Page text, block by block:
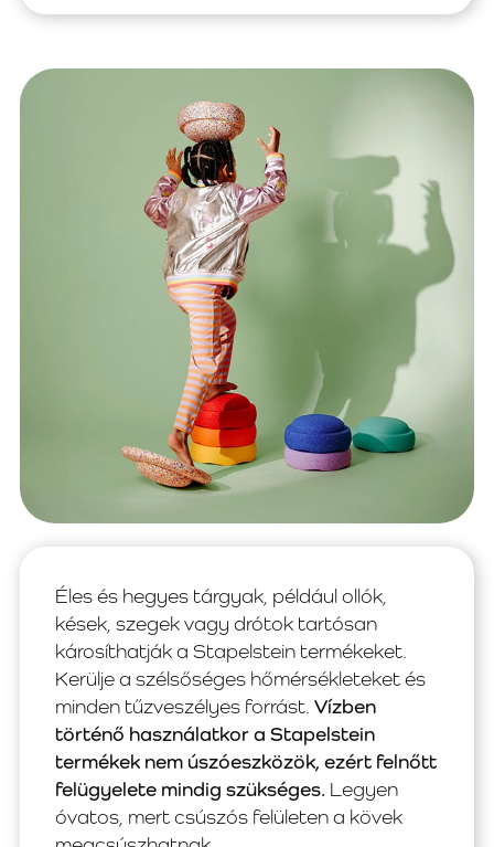
Éles és hegyes tárgyak, például ollók,
kések, szegek vagy drótok tartósan
károsíthatják a Stapelstein termékeket.
Kerülje a szélsőséges hőmérsékleteket és
minden tűzveszélyes forrást. Vízben
történő használatkor a Stapelstein
termékek nem úszóeszközök, ezért felnőtt
felügyelete mindig szükséges. Legyen
óvatos, mert csúszós felületen a kövek